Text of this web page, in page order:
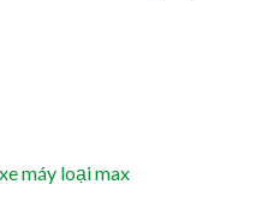
máy loại max